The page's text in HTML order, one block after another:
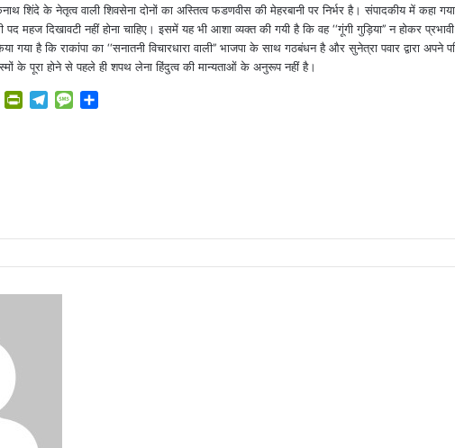
शिंदे के नेतृत्व वाली शिवसेना दोनों का अस्तित्व फडणवीस की मेहरबानी पर निर्भर है। संपादकीय में कहा
पद महज दिखावटी नहीं होना चाहिए। इसमें यह भी आशा व्यक्त की गयी है कि वह ‘‘गूंगी गुड़िया’’ न होकर
गया है कि राकांपा का ‘‘सनातनी विचारधारा वाली’’ भाजपा के साथ गठबंधन है और सुनेत्रा पवार द्वारा अपने
के पूरा होने से पहले ही शपथ लेना हिंदुत्व की मान्यताओं के अनुरूप नहीं है।
W
e
n
l
M